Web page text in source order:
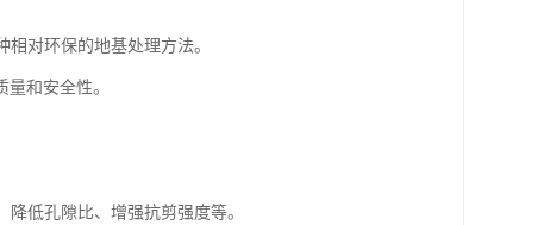
对环保的地基处理方法。
和安全性。
低孔隙比、增强抗剪强度等。